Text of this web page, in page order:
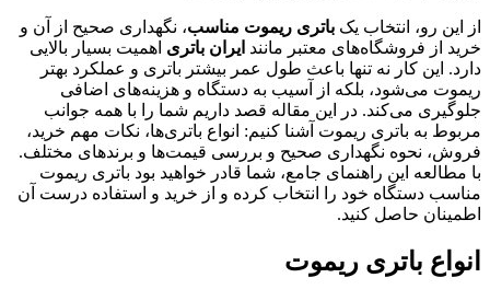
از این رو، انتخاب یک باتری ریموت مناسب، نگهداری صحیح از آن و
خرید از فروشگاه‌های معتبر مانند ایران باتری اهمیت بسیار بالایی
دارد. این کار نه تنها باعث طول عمر بیشتر باتری و عملکرد بهتر
ریموت می‌شود، بلکه از آسیب به دستگاه و هزینه‌های اضافی
جلوگیری می‌کند. در این مقاله قصد داریم شما را با همه جوانب
مربوط به باتری ریموت آشنا کنیم: انواع باتری‌ها، نکات مهم خرید،
فروش، نحوه نگهداری صحیح و بررسی قیمت‌ها و برندهای مختلف.
با مطالعه این راهنمای جامع، شما قادر خواهید بود باتری ریموت
مناسب دستگاه خود را انتخاب کرده و از خرید و استفاده درست آن
اطمینان حاصل کنید.
انواع باتری ریموت